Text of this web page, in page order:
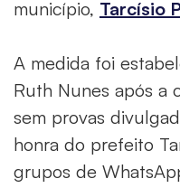
município, Tarcísio
A medida foi
Ruth Nunes após a
sem provas
honra do prefeito
grupos de